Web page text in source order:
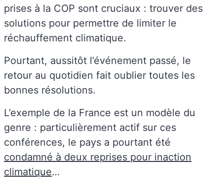
prises à la COP sont cruciaux : trouver des
solutions pour permettre de limiter le
réchauffement climatique.
Pourtant, aussitôt l’événement passé, le
retour au quotidien fait oublier toutes les
bonnes résolutions.
L’exemple de la France est un modèle du
genre : particulièrement actif sur ces
conférences, le pays a pourtant été
condamné à deux reprises pour inaction
climatique…